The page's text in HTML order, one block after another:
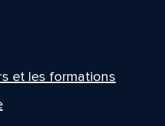
et les formations